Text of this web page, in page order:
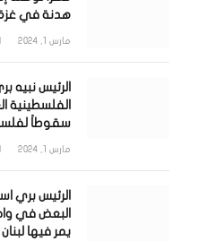
هدنة في
مارس 1, 2024
الرئيس نبيه
الفلسطينية
سقوطاً
مارس 1, 2024
الرئيس بري
البعض في
يمر فيها لبنان